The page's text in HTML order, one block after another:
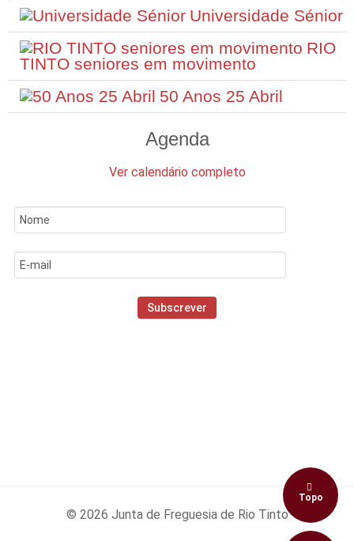
Universidade Sénior
RIO
TINTO seniores em movimento
50 Anos 25 Abril
Agenda
Ver calendário completo
Topo
Enviar cópia para mim (opcional)
© 2026 Junta de Freguesia de Rio Tinto